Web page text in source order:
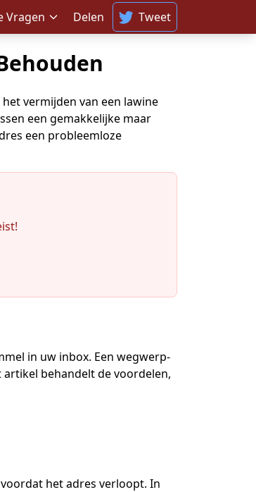
Vragen Delen Tweet
vermijden van een lawine
een gemakkelijke maar
een probleemloze
Actie
in uw inbox. Een wegwerp-
behandelt de voordelen,
het adres verloopt. In